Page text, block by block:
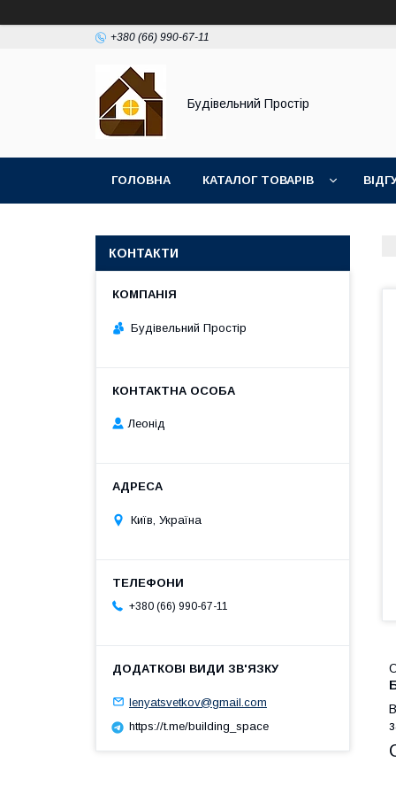
+380 (66) 990-67-11
Будівельний Простір
ГОЛОВНА КАТАЛОГ ТОВАРІВ
КОНТАКТИ
Будівельний Простір
Леонід
Київ, Україна
+380 (66) 990-67-11
lenyatsvetkov@gmail.com
https://t.me/building_space